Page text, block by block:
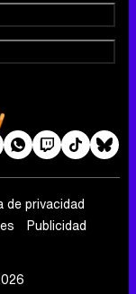
de privacidad
Publicidad